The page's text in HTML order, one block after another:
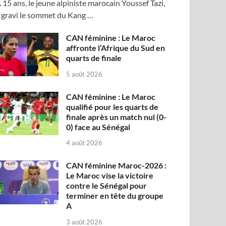
15 ans, le jeune alpiniste marocain Youssef Tazi,
gravi le sommet du Kang …
CAN féminine : Le Maroc
affronte l’Afrique du Sud en
quarts de finale
5 août 2026
CAN féminine : Le Maroc
qualifié pour les quarts de
finale après un match nul (0-
0) face au Sénégal
4 août 2026
CAN féminine Maroc-2026 :
Le Maroc vise la victoire
contre le Sénégal pour
terminer en tête du groupe
A
3 août 2026